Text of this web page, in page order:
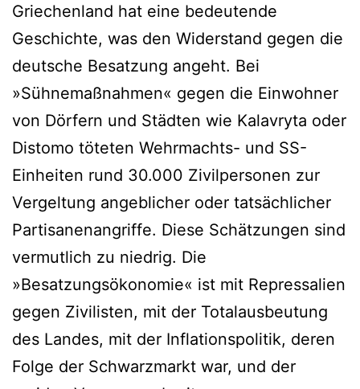
Griechenland hat eine bedeutende
Geschichte, was den Widerstand gegen die
deutsche Besatzung angeht. Bei
»Sühnemaßnahmen« gegen die Einwohner
von Dörfern und Städten wie Kalavryta oder
Distomo töteten Wehrmachts- und SS-
Einheiten rund 30.000 Zivilpersonen zur
Vergeltung angeblicher oder tatsächlicher
Partisanenangriffe. Diese Schätzungen sind
vermutlich zu niedrig. Die
»Besatzungsökonomie« ist mit Repressalien
gegen Zivilisten, mit der Totalausbeutung
des Landes, mit der Inflationspolitik, deren
Folge der Schwarzmarkt war, und der